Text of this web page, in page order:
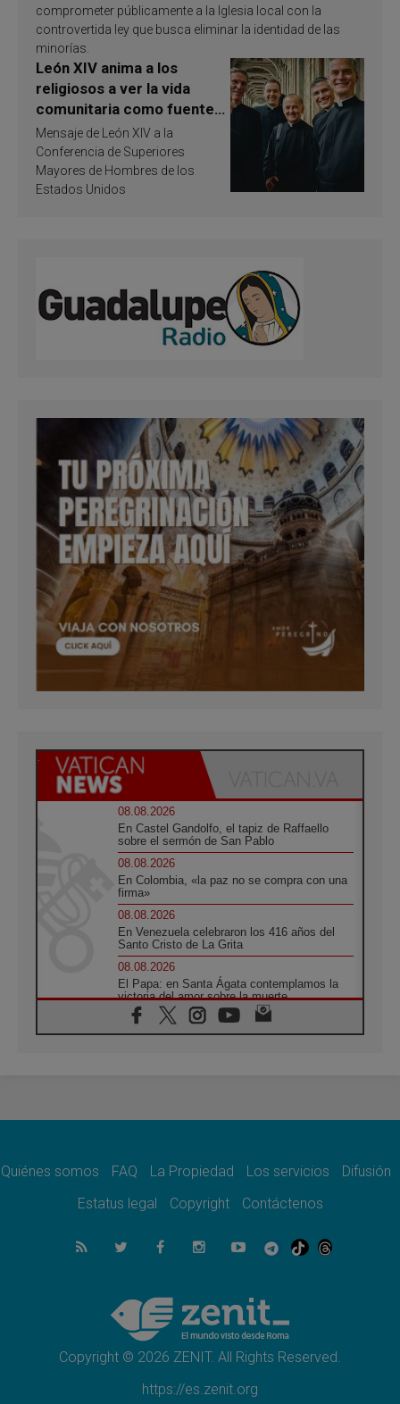
comprometer públicamente a la Iglesia local con la
controvertida ley que busca eliminar la identidad de las
minorías.
León XIV anima a los
religiosos a ver la vida
comunitaria como fuente
de inspiración y
santificación
Mensaje de León XIV a la
Conferencia de Superiores
Mayores de Hombres de los
Estados Unidos
08.08.2026
En Castel Gandolfo, el tapiz de Raffaello
sobre el sermón de San Pablo
08.08.2026
En Colombia, «la paz no se compra con una
firma»
08.08.2026
En Venezuela celebraron los 416 años del
Santo Cristo de La Grita
08.08.2026
El Papa: en Santa Ágata contemplamos la
victoria del amor sobre la muerte
08.08.2026
León XIV visitará el Santuario de la Madre
07.08.2026
07.08.2026
el compromiso del cristiano"
La matanza de niños en Gaza no cesa: 300
muertos en 300 días
Tagle: La guerra desfigura el mundo, solo la
revelación de Dios lo transfigura
Quiénes somos FAQ La Propiedad Los servicios
Difusión
Estatus legal
Copyright Contáctenos
Copyright © 2026 ZENIT. All Rights Reserved.
https://es.zenit.org